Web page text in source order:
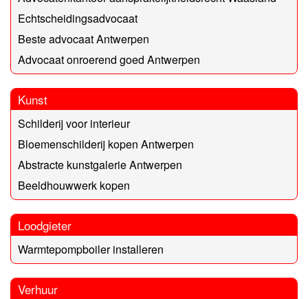
Echtscheidingsadvocaat
Beste advocaat Antwerpen
Advocaat onroerend goed Antwerpen
Kunst
Schilderij voor interieur
Bloemenschilderij kopen Antwerpen
Abstracte kunstgalerie Antwerpen
Beeldhouwwerk kopen
Loodgieter
Warmtepompboiler installeren
Verhuur